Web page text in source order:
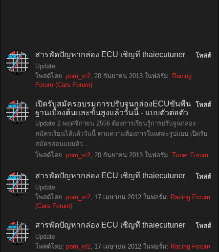
โพสต์
สารพัดปัญหากล่อง ECU เชิญที่ thaiecutuner
Update
โพสต์โดย: pom_vr2, 20 กันยายน 2013 ในฟอรั่ม: Racing
Forum (Cars Forum)
โพสต์
เปิดรับสมัครอบรมการปรับจูนกล่องECUขั้นพื้น
ฐานเบื้องต้นและขั้นสูงแล้ววันนี้ - แบบตัวต่อตัว
Update 2 พฤศจิกายน 2556 ต้องการเรียนรู้การปรับจูนกล่อง
สมัครเรียนได้แล้ววันนี้ ตามความต้องการในแต่ละรูปแบบ เปิดรับ
สมัครสอนแบบตัว...
โพสต์โดย: pom_vr2, 20 กันยายน 2013 ในฟอรั่ม: Tuner Forum
โพสต์
สารพัดปัญหากล่อง ECU เชิญที่ thaiecutuner
Update
โพสต์โดย: pom_vr2, 17 เมษายน 2012 ในฟอรั่ม: Racing Forum
(Cars Forum)
โพสต์
สารพัดปัญหากล่อง ECU เชิญที่ thaiecutuner
Update
โพสต์โดย: pom_vr2, 17 เมษายน 2012 ในฟอรั่ม: Racing Forum